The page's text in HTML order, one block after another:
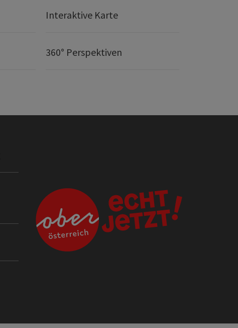
Interaktive Karte
360° Perspektiven